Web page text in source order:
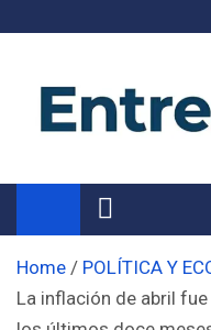
Noticias de
Información de toda la
Home
POLÍTICA Y
La inflación de abril